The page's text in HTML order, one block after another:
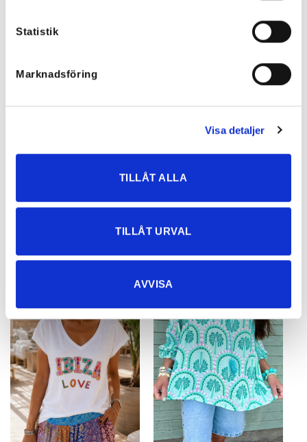
Statistik
Marknadsföring
Visa detaljer
TILLÅT ALLA
TILLÅT URVAL
AVVISA
Bree Boho Kimono Green Bree Boho Kimono Blue
Rea!